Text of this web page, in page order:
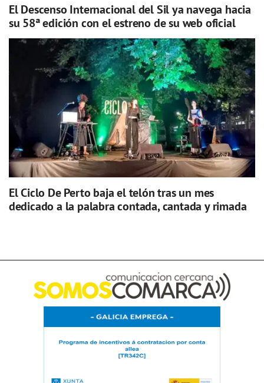
El Descenso Internacional del Sil ya navega hacia
su 58ª edición con el estreno de su web oficial
El Ciclo De Perto baja el telón tras un mes
dedicado a la palabra contada, cantada y rimada